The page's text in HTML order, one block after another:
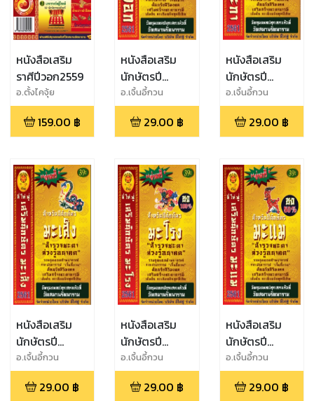
หนังสือเสริม
ราศีปีวอก2559
อ.ตั้งไคจุ้ย
159.00 ฿
หนังสือเสริม
นักษัตรปี
วอก2561
อ.เจิ้นอี้กวน
29.00 ฿
หนังสือเสริม
นักษัตรปี
ระกา2561
อ.เจิ้นอี้กวน
29.00 ฿
หนังสือเสริม
นักษัตรปี
มะเส็ง2561
อ.เจิ้นอี้กวน
29.00 ฿
หนังสือเสริม
นักษัตรปี
มะโรง2561
อ.เจิ้นอี้กวน
29.00 ฿
หนังสือเสริม
นักษัตรปี
มะแม2561
อ.เจิ้นอี้กวน
29.00 ฿